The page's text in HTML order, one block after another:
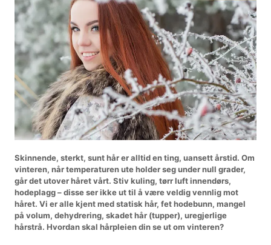
Skinnende, sterkt, sunt hår er alltid en ting, uansett årstid. Om
vinteren, når temperaturen ute holder seg under null grader,
går det utover håret vårt. Stiv kuling, tørr luft innendørs,
hodeplagg – disse ser ikke ut til å være veldig vennlig mot
håret. Vi er alle kjent med statisk hår, fet hodebunn, mangel
på volum, dehydrering, skadet hår (tupper), uregjerlige
hårstrå. Hvordan skal hårpleien din se ut om vinteren?